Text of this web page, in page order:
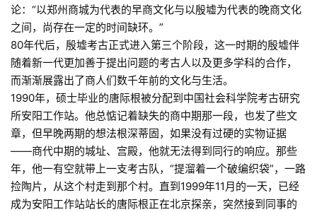
论：“以郑州商城为代表的早商文化与以殷墟为代表的晚商文化
之间，尚存在一定的时间缺环。”
80年代后，殷墟考古正式进入第三个阶段，这一时期的殷墟伴
随着新一代更加善于提出问题的考古人以及更多学科的合作，
而渐渐展露出了商人们数千年前的文化与生活。
1990年，硕士毕业的唐际根被分配到中国社会科学院考古研究
所安阳工作站。他总惦记着缺失的商中期那一段，也发了些文
章，但早晚两期的想法根深蒂固，如果没有过硬的实物证据
——商代中期的城址、宫殿，他就无法得到同行的响应。那些
年，他一有空就带上一支考古队，“提溜着一个破编织袋”，一路
捡陶片，从这个村走到那个村。直到1999年11月的一天，已经
成为安阳工作站站长的唐际根正在北京探亲，突然接到同事的